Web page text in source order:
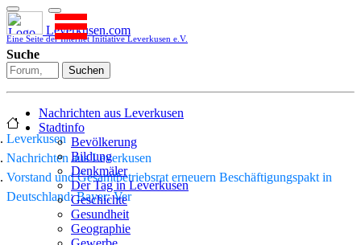
Leverkusen.com
Eine Seite der Internet Initiative Leverkusen e.V.
Suche
Suchen
Nachrichten aus Leverkusen
Stadtinfo
Bevölkerung
Bildung
Denkmäler
Der Tag in Leverkusen
Geschichte
Gesundheit
Geographie
Leverkusen
Nachrichten aus Leverkusen
Vorstand und Gesamtbetriebsrat erneuern Beschäftigungspakt in
Deutschland: Bayer: Ver